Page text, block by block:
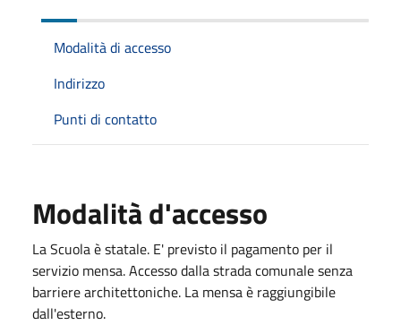
Modalità di accesso
Indirizzo
Punti di contatto
Modalità d'accesso
La Scuola è statale. E' previsto il pagamento per il
servizio mensa. Accesso dalla strada comunale senza
barriere architettoniche. La mensa è raggiungibile
dall'esterno.